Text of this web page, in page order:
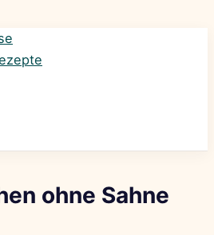
ohne Sahne